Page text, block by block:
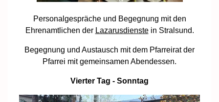
Personalgespräche und Begegnung mit den
Ehrenamtlichen der Lazarusdienstein Stralsund.
Begegnung und Austausch mit dem Pfarreirat der
Pfarrei mit gemeinsamen Abendessen.
Vierter Tag - Sonntag